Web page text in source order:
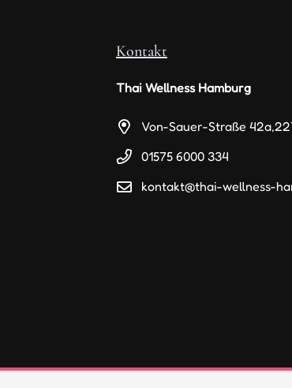
Kontakt
Thai Wellness Hamburg
Von-Sauer-Straße
01575 6000 334
kontakt@thai-wellness-